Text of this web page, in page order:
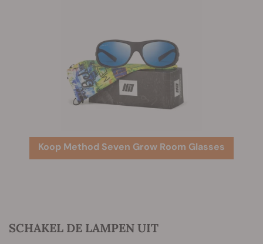
Koop Method Seven Grow Room Glasses
SCHAKEL DE LAMPEN UIT